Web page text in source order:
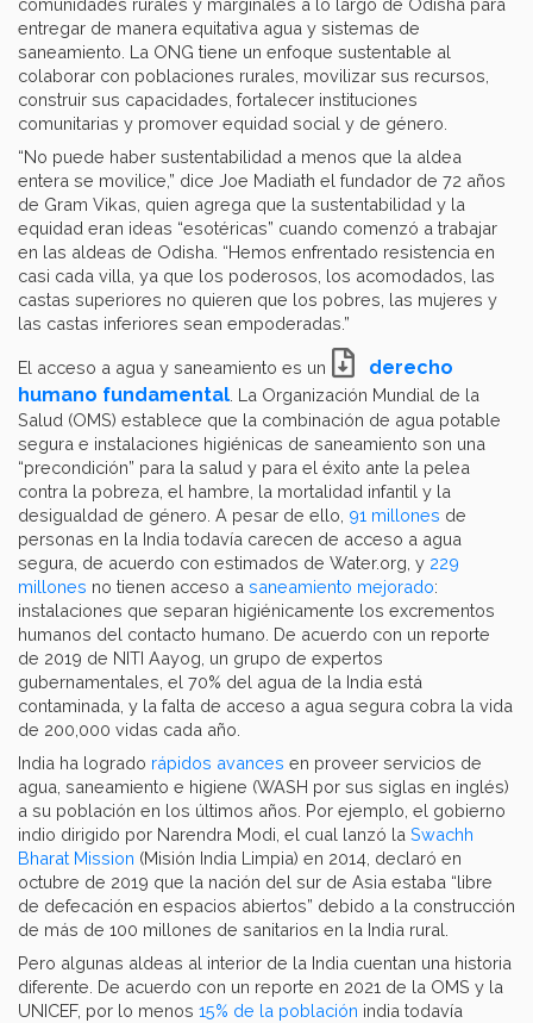
comunidades rurales y marginales a lo largo de Odisha para
entregar de manera equitativa agua y sistemas de
saneamiento. La ONG tiene un enfoque sustentable al
colaborar con poblaciones rurales, movilizar sus recursos,
construir sus capacidades, fortalecer instituciones
comunitarias y promover equidad social y de género.
“No puede haber sustentabilidad a menos que la aldea
entera se movilice,” dice Joe Madiath el fundador de 72 años
de Gram Vikas, quien agrega que la sustentabilidad y la
equidad eran ideas “esotéricas” cuando comenzó a trabajar
en las aldeas de Odisha. “Hemos enfrentado resistencia en
casi cada villa, ya que los poderosos, los acomodados, las
castas superiores no quieren que los pobres, las mujeres y
las castas inferiores sean empoderadas.”
El acceso a agua y saneamiento es un
derecho
humano fundamental . La Organización Mundial de la
Salud (OMS) establece que la combinación de agua potable
segura e instalaciones higiénicas de saneamiento son una
“precondición” para la salud y para el éxito ante la pelea
contra la pobreza, el hambre, la mortalidad infantil y la
desigualdad de género. A pesar de ello, 91 millones de
personas en la India todavía carecen de acceso a agua
segura, de acuerdo con estimados de Water.org, y 229
millones no tienen acceso a saneamiento mejorado:
instalaciones que separan higiénicamente los excrementos
humanos del contacto humano. De acuerdo con un reporte
de 2019 de NITI Aayog, un grupo de expertos
gubernamentales, el 70% del agua de la India está
contaminada, y la falta de acceso a agua segura cobra la vida
de 200,000 vidas cada año.
India ha logrado rápidos avances en proveer servicios de
agua, saneamiento e higiene (WASH por sus siglas en inglés)
a su población en los últimos años. Por ejemplo, el gobierno
indio dirigido por Narendra Modi, el cual lanzó la Swachh
Bharat Mission (Misión India Limpia) en 2014, declaró en
octubre de 2019 que la nación del sur de Asia estaba “libre
de defecación en espacios abiertos” debido a la construcción
de más de 100 millones de sanitarios en la India rural.
Pero algunas aldeas al interior de la India cuentan una historia
diferente. De acuerdo con un reporte en 2021 de la OMS y la
UNICEF, por lo menos 15% de la población india todavía